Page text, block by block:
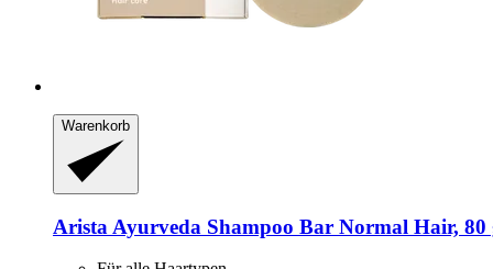
Warenkorb
Arista Ayurveda Shampoo Bar Normal Hair, 80